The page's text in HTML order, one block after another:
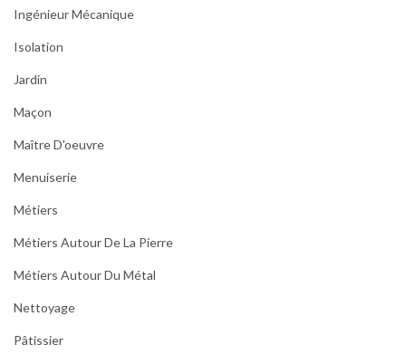
Ingénieur Mécanique
Isolation
Jardin
Maçon
Maître D'oeuvre
Menuiserie
Métiers
Métiers Autour De La Pierre
Métiers Autour Du Métal
Nettoyage
Pâtissier